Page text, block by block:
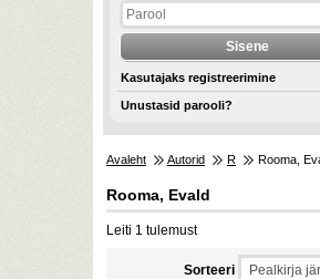
Kasutajaks registreerimine
Unustasid parooli?
Avaleht Autorid R Rooma,
Rooma, Evald
Leiti 1 tulemust
Sorteeri